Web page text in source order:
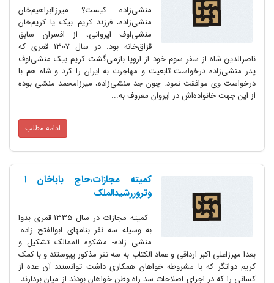
منشی‌زاده کیست؟ میرزاابراهیم‌خان
منشی‌زاده، فرزند کریم بیک یا کریم‌خان
منشی‌اوف ایروانی، از افسران سابق
قزاق‌خانه بود. در سال 1307 قمری که
ناصرالدین شاه از سفر سوم خود از اروپا بازمی‌گشت کریم بیک منشی‌اوف
پدر منشی‌زاده درخواست تابعیت و مهاجرت به ایران را کرد و شاه هم با
درخواست وی موافقت نمود. چون جد منشی‌زاده، میرزامحمد منشی بوده
از این جهت خانواده‌اش در ایروان معروف به...
ادامه مطلب
کمیته مجازات،حاج باباخان ا
وتروررشیدالملک
کمیته مجازات در سال 1335 قمری بدوا
به وسیله سه نفر بنامهای ابوالفتح زاده-
منشی زاده- مشکوه الممالک تشکیل و
بعدا میرزاعلی اکبر ارداقی و عماد الکتاب به سه نفر مذکور پیوستند و با کمک
کریم دواتگر که با مشروطه خواهان همکاری داشت توانستند آن عده از
کسانی را که در اجرای اصلاحات سد راه وطن خواهان بودند از میان بردارند.